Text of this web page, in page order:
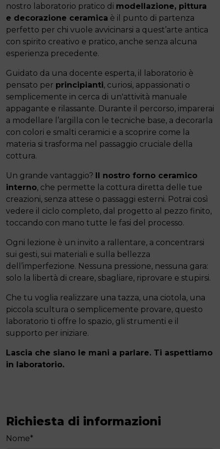
nostro laboratorio pratico di modellazione, pittura
e decorazione ceramica è il punto di partenza
perfetto per chi vuole avvicinarsi a quest’arte antica
con spirito creativo e pratico, anche senza alcuna
esperienza precedente.
Guidato da una docente esperta, il laboratorio è
pensato per principianti, curiosi, appassionati o
semplicemente in cerca di un'attività manuale
appagante e rilassante. Durante il percorso, imparerai
a modellare l’argilla con le tecniche base, a decorarla
con colori e smalti ceramici e a scoprire come la
materia si trasforma nel passaggio cruciale della
cottura.
Un grande vantaggio?
Il nostro forno ceramico
interno, che permette la cottura diretta delle tue
creazioni, senza attese o passaggi esterni. Potrai così
vedere il ciclo completo, dal progetto al pezzo finito,
toccando con mano tutte le fasi del processo.
Ogni lezione è un invito a rallentare, a concentrarsi
sui gesti, sui materiali e sulla bellezza
dell’imperfezione. Nessuna pressione, nessuna gara:
solo la libertà di creare, sbagliare, riprovare e stupirsi.
Che tu voglia realizzare una tazza, una ciotola, una
piccola scultura o semplicemente provare, questo
laboratorio ti offre lo spazio, gli strumenti e il
supporto per iniziare.
Lascia che siano le mani a parlare. Ti aspettiamo
in laboratorio.
Richiesta di informazioni
Nome*